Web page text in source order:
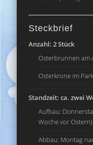
Steckbrief
Anzahl: 2 Stück
Osterbrunnen am
Osterkrone im Park
Standzeit: ca. zwei
Aufbau:
Woche vor Ostern)
Abbau: Montag